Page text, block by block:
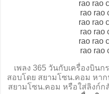
rao rao
rao rao
rao rao
rao rao
rao rao
rao rao
เพลง 365 วันกับเครื่องบิน
สอบโดย สยามโซน.คอม หา
สยามโซน.คอม หรือใส่ลิงก์ก